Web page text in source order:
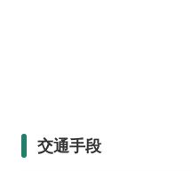
交通手段